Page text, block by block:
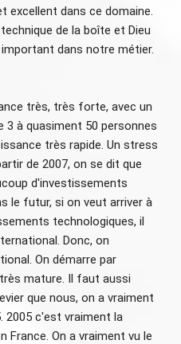
dans ce domaine.
de la boîte et Dieu
dans notre métier.
très, très forte, avec un
3 à quasiment 50 personnes
très rapide. Un stress
de 2007, on se dit que
d'investissements
le futur, si on veut arriver à
technologiques, il
Donc, on
On démarre par
mature. Il faut aussi
que nous, on a vraiment
2005 c'est vraiment la
France. On a vraiment vu le